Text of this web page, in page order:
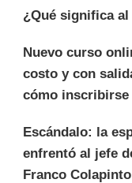
¿Qué significa al
Nuevo curso
costo y con
cómo inscribirse
Escándalo: la
enfrentó al jefe
Franco Colapinto